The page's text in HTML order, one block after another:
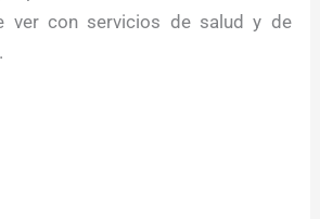
ver con servicios de salud y de